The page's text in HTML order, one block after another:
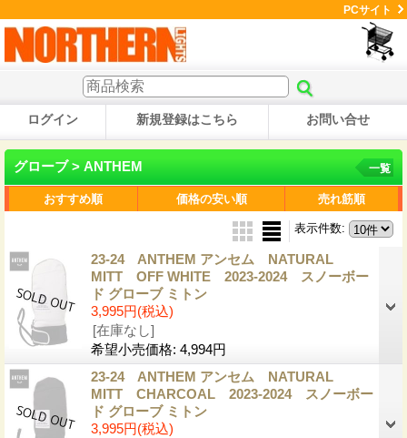
PCサイト
ログイン 新規登録はこちら お問い合せ
グローブ > ANTHEM 一覧
おすすめ順 価格の安い順 売れ筋順
表示件数:
23-24 ANTHEM アンセム NATURAL
MITT OFF WHITE 2023-2024 スノーボー
ド グローブ ミトン
3,995円(税込)
[在庫なし]
希望小売価格: 4,994円
23-24 ANTHEM アンセム NATURAL
MITT CHARCOAL 2023-2024 スノーボー
ド グローブ ミトン
3,995円(税込)